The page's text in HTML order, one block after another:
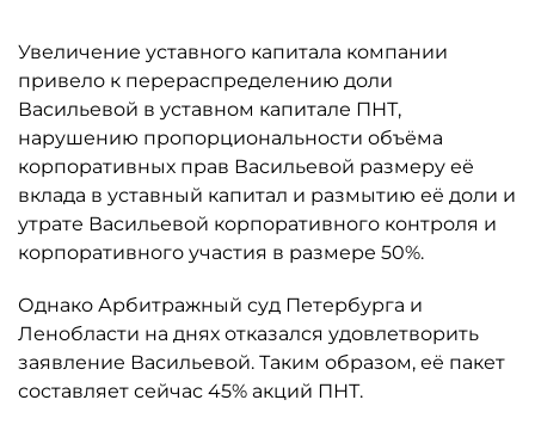
Увеличение уставного капитала компании
привело к перераспределению доли
Васильевой в уставном капитале ПНТ,
нарушению пропорциональности объёма
корпоративных прав Васильевой размеру её
вклада в уставный капитал и размытию её доли и
утрате Васильевой корпоративного контроля и
корпоративного участия в размере 50%.
Однако Арбитражный суд Петербурга и
Ленобласти на днях отказался удовлетворить
заявление Васильевой. Таким образом, её пакет
составляет сейчас 45% акций ПНТ.